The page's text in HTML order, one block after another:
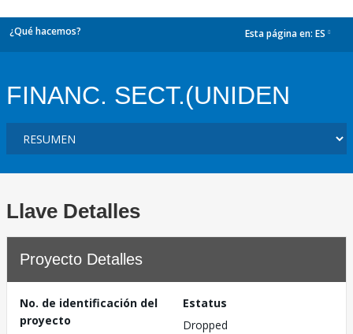
¿Qué hacemos? Esta página en: ES
FINANC. SECT.(UNIDEN
Llave Detalles
Proyecto Detalles
No. de identificación del
proyecto
Estatus
Dropped